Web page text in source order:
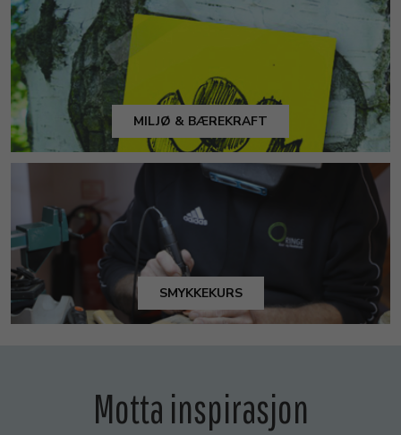
MILJØ & BÆREKRAFT
SMYKKEKURS
Motta inspirasjon